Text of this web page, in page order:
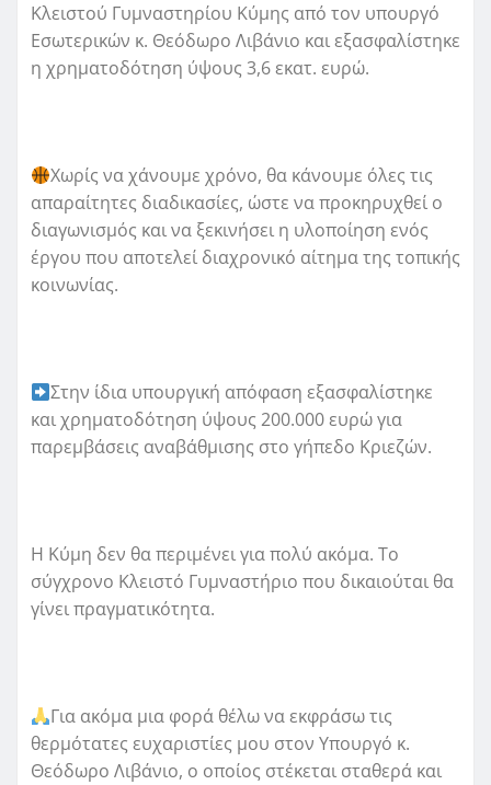
Κλειστού Γυμναστηρίου Κύμης από τον υπουργό
Εσωτερικών κ. Θεόδωρο Λιβάνιο και εξασφαλίστηκε
η χρηματοδότηση ύψους 3,6 εκατ. ευρώ.
Χωρίς να χάνουμε χρόνο, θα κάνουμε όλες τις
απαραίτητες διαδικασίες, ώστε να προκηρυχθεί ο
διαγωνισμός και να ξεκινήσει η υλοποίηση ενός
έργου που αποτελεί διαχρονικό αίτημα της τοπικής
κοινωνίας.
Στην ίδια υπουργική απόφαση εξασφαλίστηκε
και χρηματοδότηση ύψους 200.000 ευρώ για
παρεμβάσεις αναβάθμισης στο γήπεδο Κριεζών.
Η Κύμη δεν θα περιμένει για πολύ ακόμα. Το
σύγχρονο Κλειστό Γυμναστήριο που δικαιούται θα
γίνει πραγματικότητα.
Για ακόμα μια φορά θέλω να εκφράσω τις
θερμότατες ευχαριστίες μου στον Υπουργό κ.
Θεόδωρο Λιβάνιο, ο οποίος στέκεται σταθερά και